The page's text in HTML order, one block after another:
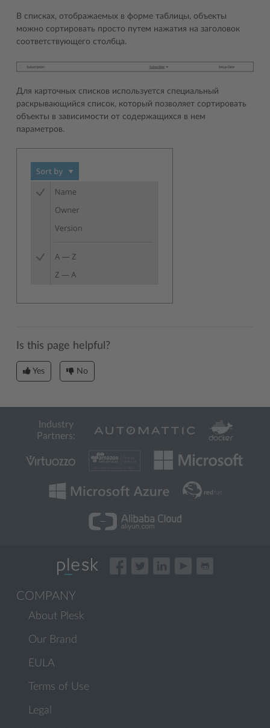
В списках, отображаемых в форме таблицы, объекты
можно сортировать просто путем нажатия на заголовок
соответствующего столбца.
Для карточных списков используется специальный
раскрывающийся список, который позволяет сортировать
объекты в зависимости от содержащихся в нем
параметров.
Is this page helpful?
Yes No
Industry
Partners:
COMPANY
About Plesk
Our Brand
EULA
Terms of Use
Legal